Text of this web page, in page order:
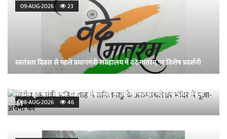
09-AUG-2026 23
स्वतंत्रता दिवस से पहले प्रधानमंत्री संग्रहालय में वंदे मातरम् पर विशेष प्रदर्शनी
08-AUG-2026 46
केंद्रीय गृह मंत्री अमित शाह ने तमिलनाडु के अरुणाचलेश्वर मंदिर में पूजा-अर्चना
की